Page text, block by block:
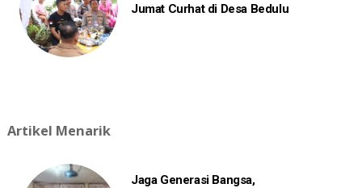
Jumat Curhat di Desa Bedulu
Artikel Menarik
Jaga Generasi Bangsa,